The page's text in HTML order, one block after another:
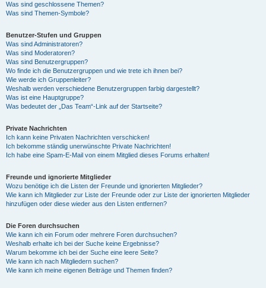
Was sind geschlossene Themen?
Was sind Themen-Symbole?
Benutzer-Stufen und Gruppen
Was sind Administratoren?
Was sind Moderatoren?
Was sind Benutzergruppen?
Wo finde ich die Benutzergruppen und wie trete ich ihnen bei?
Wie werde ich Gruppenleiter?
Weshalb werden verschiedene Benutzergruppen farbig dargestellt?
Was ist eine Hauptgruppe?
Was bedeutet der „Das Team“-Link auf der Startseite?
Private Nachrichten
Ich kann keine Privaten Nachrichten verschicken!
Ich bekomme ständig unerwünschte Private Nachrichten!
Ich habe eine Spam-E-Mail von einem Mitglied dieses Forums erhalten!
Freunde und ignorierte Mitglieder
Wozu benötige ich die Listen der Freunde und ignorierten Mitglieder?
Wie kann ich Mitglieder zur Liste der Freunde oder zur Liste der ignorierten Mitglieder
hinzufügen oder diese wieder aus den Listen entfernen?
Die Foren durchsuchen
Wie kann ich ein Forum oder mehrere Foren durchsuchen?
Weshalb erhalte ich bei der Suche keine Ergebnisse?
Warum bekomme ich bei der Suche eine leere Seite?
Wie kann ich nach Mitgliedern suchen?
Wie kann ich meine eigenen Beiträge und Themen finden?